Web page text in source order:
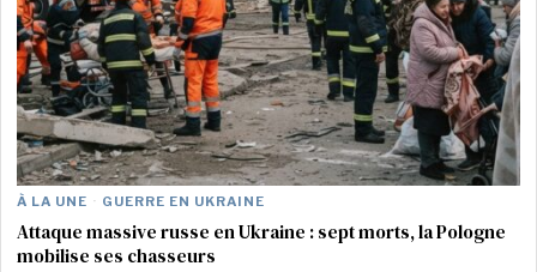
À LA UNE · GUERRE EN UKRAINE
Attaque massive russe en Ukraine : sept morts, la Pologne
mobilise ses chasseurs